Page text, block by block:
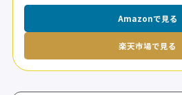
Amazonで見る
楽天市場で見る